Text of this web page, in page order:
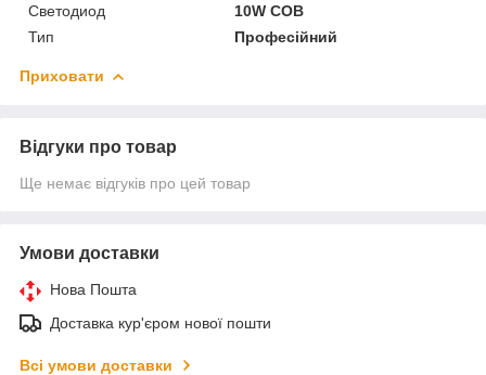
Светодиод
10W COB
Тип
Професійний
Приховати
Відгуки про товар
Ще немає відгуків про цей товар
Умови доставки
Нова Пошта
Доставка кур'єром нової пошти
Всі умови доставки